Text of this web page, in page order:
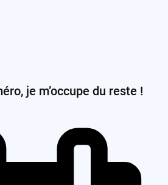
je m’occupe du reste !